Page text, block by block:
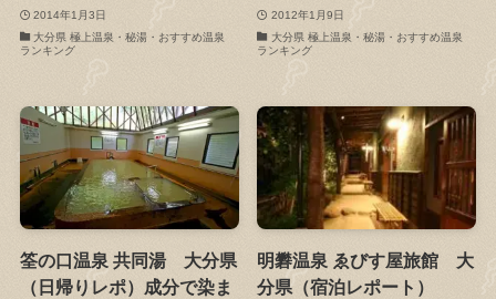
2014年1月3日
大分県 極上温泉・秘湯・おすすめ温泉
ランキング
2012年1月9日
大分県 極上温泉・秘湯・おすすめ温泉
ランキング
筌の口温泉 共同湯 大分県
（日帰りレポ）成分で染ま
明礬温泉 ゑびす屋旅館 大
分県（宿泊レポート）